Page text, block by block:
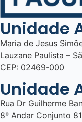
Unidade
Maria de Jesus
Lauzane Paulista –
CEP: 02469-000
Unidade
Rua Dr Guilherme
8º Andar Conjunto